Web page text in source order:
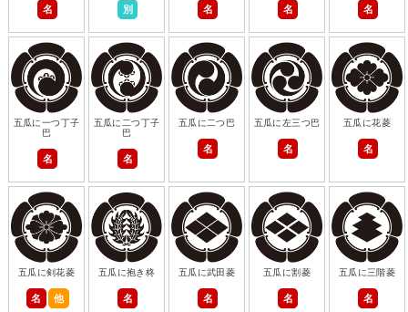
名 別 名 名 名
五瓜に一つ丁子
巴
名
五瓜に二つ丁子
巴
名
五瓜に二つ巴
名
五瓜に左三つ巴
名
五瓜に花菱
名
五瓜に剣花菱
名 他
五瓜に抱き柊
名
五瓜に武田菱
名
五瓜に割菱
名
五瓜に三階菱
名